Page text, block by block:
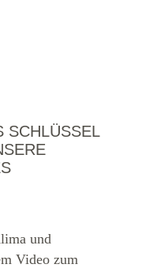
SCHLÜSSEL
und
Video zum